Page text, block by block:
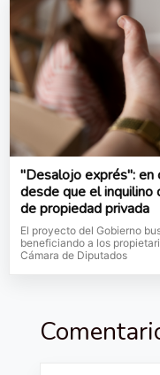
"Desalojo exprés": en
desde que el inquilino
de propiedad privada
El proyecto del Gobierno
beneficiando a los
Cámara de Diputados